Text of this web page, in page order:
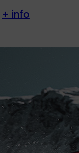
+ info